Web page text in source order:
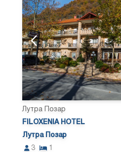
Лутра Позар
FILOXENIA HOTEL
Лутра Позар
3
1